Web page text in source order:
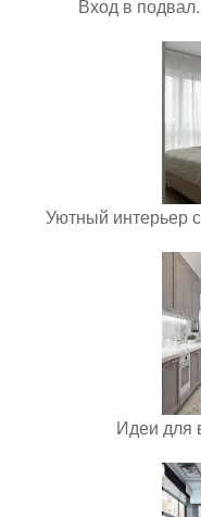
Вход в
Уютный интерьер
Идеи для